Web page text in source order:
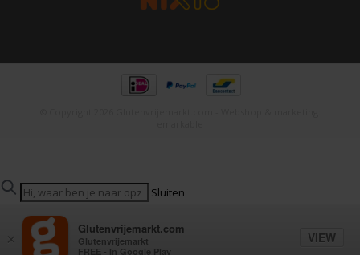
×
Glutenvrijemarkt.com
Glutenvrijemarkt
FREE - In Google Play
VIEW
Sluiten
Populaire producten